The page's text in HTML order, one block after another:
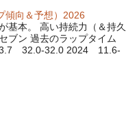
傾向＆予想）2026
基本。 高い持続力（＆持久
ブン 過去のラップタイム
32.0-32.0 2024 11.6-